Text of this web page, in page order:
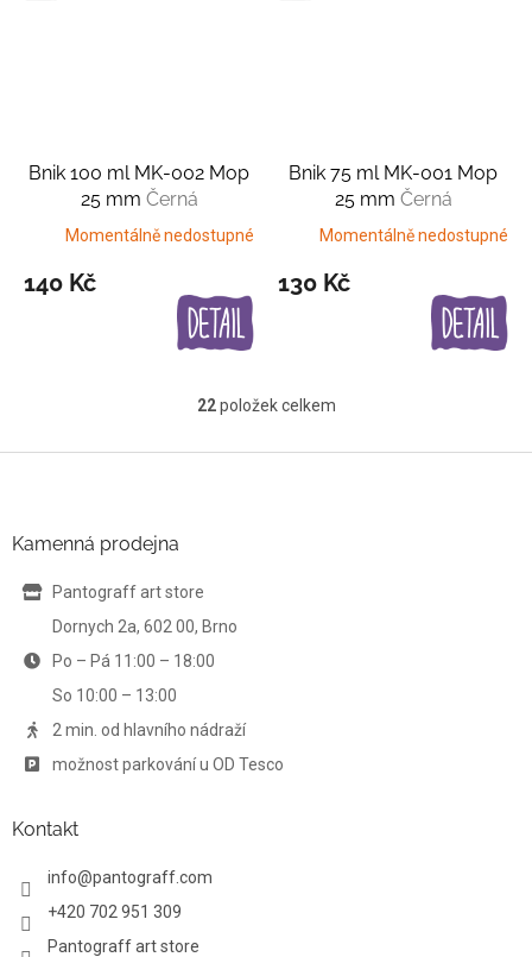
Bnik 100 ml MK-002 Mop
25 mm Černá
Momentálně nedostupné
140 Kč
Bnik 75 ml MK-001 Mop
25 mm Černá
Momentálně nedostupné
130 Kč
O
l
i
22položek celkem
Kamenná prodejna
Pantograff art store
Dornych 2a, 602 00, Brno
Po – Pá 11:00 – 18:00
So 10:00 – 13:00
2 min. od hlavního nádraží
možnost parkování u OD Tesco
Kontakt
info@pantograff.com
+420 702 951 309
Pantograff art store